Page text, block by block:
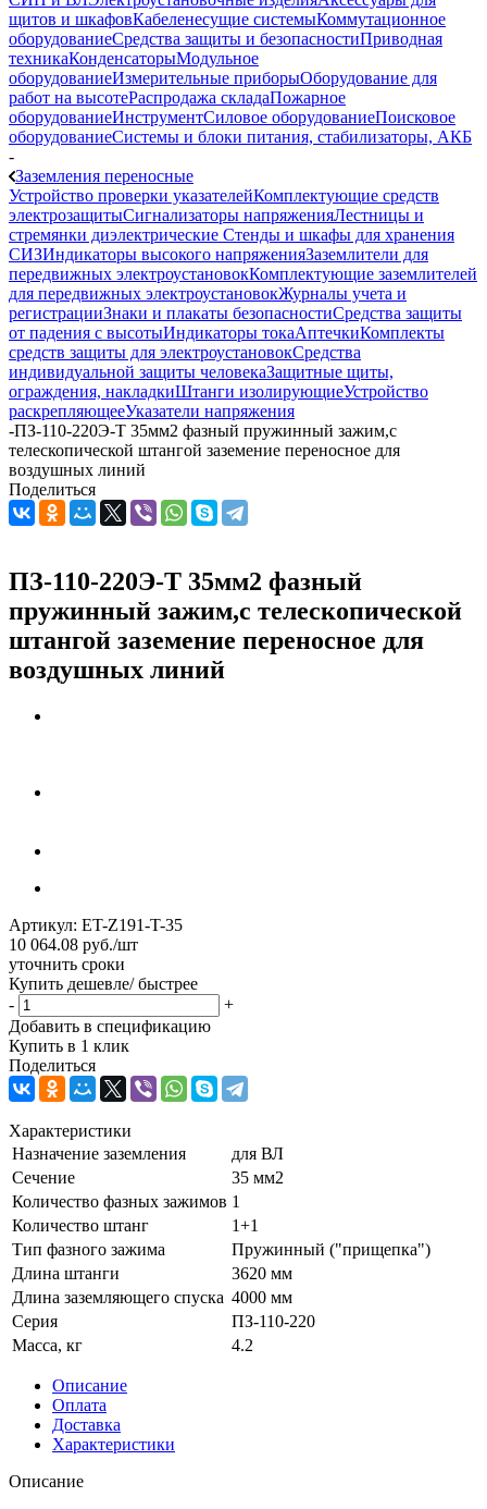
щитов и шкафовКабеленесущие системыКоммутационное
оборудованиеСредства защиты и безопасностиПриводная
техникаКонденсаторыМодульное
оборудованиеИзмерительные приборыОборудование для
работ на высотеРаспродажа складаПожарное
оборудованиеИнструментСиловое оборудованиеПоисковое
оборудованиеСистемы и блоки питания, стабилизаторы, АКБ
-
Заземления переносные
Устройство проверки указателейКомплектующие средств
электрозащитыСигнализаторы напряженияЛестницы и
стремянки диэлектрические Стенды и шкафы для хранения
СИЗИндикаторы высокого напряженияЗаземлители для
передвижных электроустановокКомплектующие заземлителей
для передвижных электроустановокЖурналы учета и
регистрацииЗнаки и плакаты безопасностиСредства защиты
от падения с высотыИндикаторы токаАптечкиКомплекты
средств защиты для электроустановокСредства
индивидуальной защиты человекаЗащитные щиты,
ограждения, накладкиШтанги изолирующиеУстройство
раскрепляющееУказатели напряжения
-ПЗ-110-220Э-Т 35мм2 фазный пружинный зажим,с
телескопической штангой заземение переносное для
воздушных линий
Поделиться
ПЗ-110-220Э-Т 35мм2 фазный
пружинный зажим,с телескопической
штангой заземение переносное для
воздушных линий
Артикул: ET-Z191-T-35
10 064.08 руб./шт
уточнить сроки
Купить дешевле/ быстрее
-
+
Добавить в спецификацию
Купить в 1 клик
Поделиться
Характеристики
Назначение заземления
для ВЛ
Сечение
35 мм2
Количество фазных зажимов 1
Количество штанг
1+1
Тип фазного зажима
Пружинный ("прищепка")
Длина штанги
3620 мм
Длина заземляющего спуска 4000 мм
Серия
ПЗ-110-220
Масса, кг
4.2
Описание
Оплата
Доставка
Характеристики
Описание